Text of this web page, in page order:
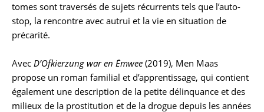
tomes sont traversés de sujets récurrents tels que l’auto-
stop, la rencontre avec autrui et la vie en situation de
précarité.
Avec D’Ofkierzung war en Ëmwee (2019), Men Maas
propose un roman familial et d’apprentissage, qui contient
également une description de la petite délinquance et des
milieux de la prostitution et de la drogue depuis les années